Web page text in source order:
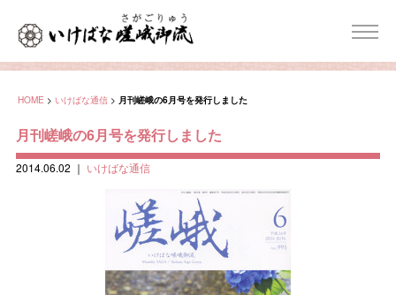
HOME > いけばな通信 > 月刊嵯峨の6月号を発行しました
月刊嵯峨の6月号を発行しました
2014.06.02 ｜ いけばな通信